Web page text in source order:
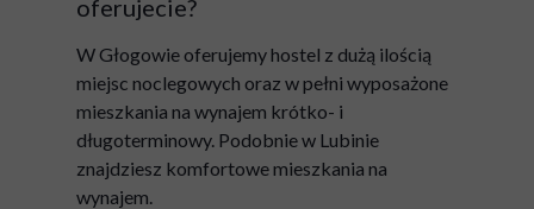
oferujecie?
W Głogowie oferujemy hostel z dużą ilością
miejsc noclegowych oraz w pełni wyposażone
mieszkania na wynajem krótko- i
długoterminowy. Podobnie w Lubinie
znajdziesz komfortowe mieszkania na
wynajem.